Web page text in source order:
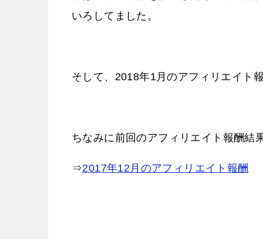
いろしてました。
そして、2018年1月のアフィリエイト
ちなみに前回のアフィリエイト報酬結
⇒2017年12月のアフィリエイト報酬